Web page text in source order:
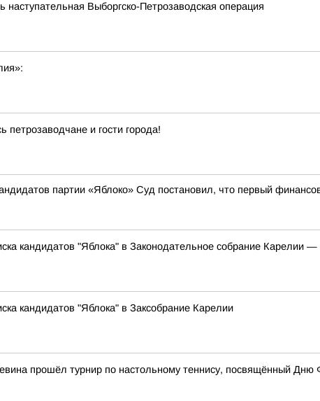
Выборгско-Петрозаводская операция
петрозаводчане и гости города!
партии «Яблоко» Суд постановил, что первый
кандидатов "Яблока" в Законодательное собрание Карелии
кандидатов "Яблока" в Заксобрание Карелии
прошёл турнир по настольному теннису, посвящённый Дню